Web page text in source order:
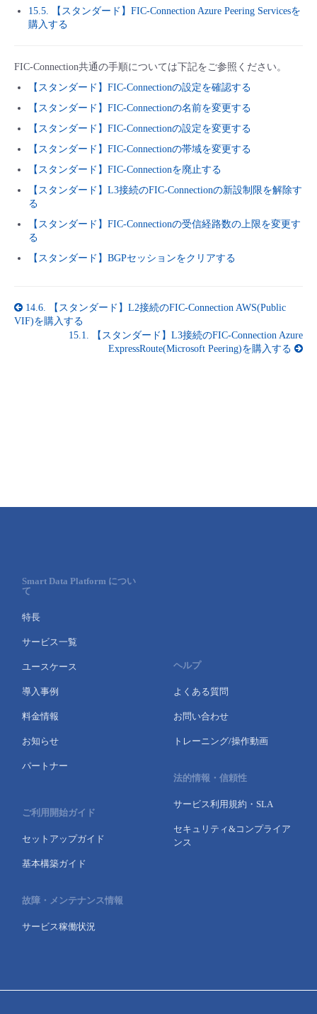
15.5. 【スタンダード】FIC-Connection Azure Peering Servicesを
購入する
FIC-Connection共通の手順については下記をご参照ください。
【スタンダード】FIC-Connectionの設定を確認する
【スタンダード】FIC-Connectionの名前を変更する
【スタンダード】FIC-Connectionの設定を変更する
【スタンダード】FIC-Connectionの帯域を変更する
【スタンダード】FIC-Connectionを廃止する
【スタンダード】L3接続のFIC-Connectionの新設制限を解除す
る
【スタンダード】FIC-Connectionの受信経路数の上限を変更す
る
【スタンダード】BGPセッションをクリアする
14.6.
【スタンダード】L2接続のFIC-Connection AWS(Public
VIF)を購入する
15.1.
【スタンダード】L3接続のFIC-Connection Azure
ExpressRoute(Microsoft Peering)を購入する
Smart Data Platform につい
て
特長
サービス一覧
ユースケース
導入事例
料金情報
お知らせ
パートナー
ご利用開始ガイド
セットアップガイド
基本構築ガイド
故障・メンテナンス情報
サービス稼働状況
ヘルプ
よくある質問
お問い合わせ
トレーニング/操作動画
法的情報・信頼性
サービス利用規約・SLA
セキュリティ&コンプライア
ンス